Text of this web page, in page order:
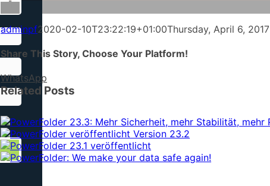
adminpf2020-02-10T23:22:19+01:00Thursday, April 6, 2017
Share This Story, Choose Your Platform!
WhatsApp
Related Posts